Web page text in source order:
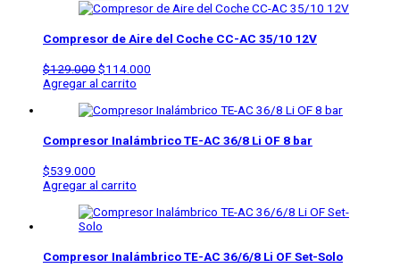
Compresor de Aire del Coche CC-AC 35/10 12V
$129.000$114.000
Agregar al carrito
Compresor InalámbricoTE-AC 36/8 Li OF 8 bar
$539.000
Agregar al carrito
Compresor InalámbricoTE-AC 36/6/8 Li OF Set-Solo